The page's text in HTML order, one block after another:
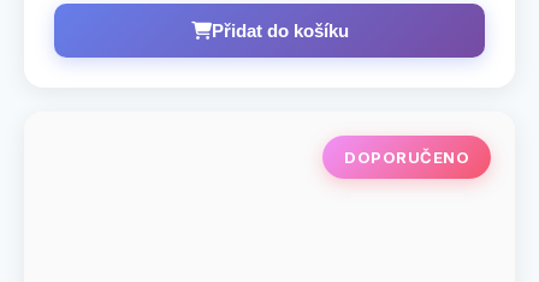
Přidat do košíku
DOPORUČENO